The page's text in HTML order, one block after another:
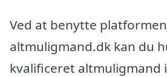
Ved at benytte platformen
altmuligmand.dk kan du
kvalificeret